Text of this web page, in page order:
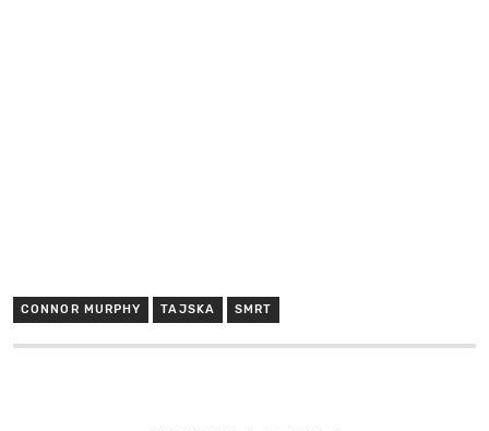
CONNOR MURPHY TAJSKA SMRT